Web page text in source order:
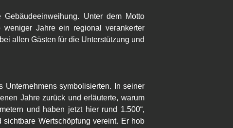
Jahre ein regional verankerter
allen Gästen für die Unterstützung und
Unternehmens symbolisierten. In seiner
Jahre zurück und erläuterte, warum
und haben jetzt hier rund 1.500“,
Wertschöpfung vereint. Er hob